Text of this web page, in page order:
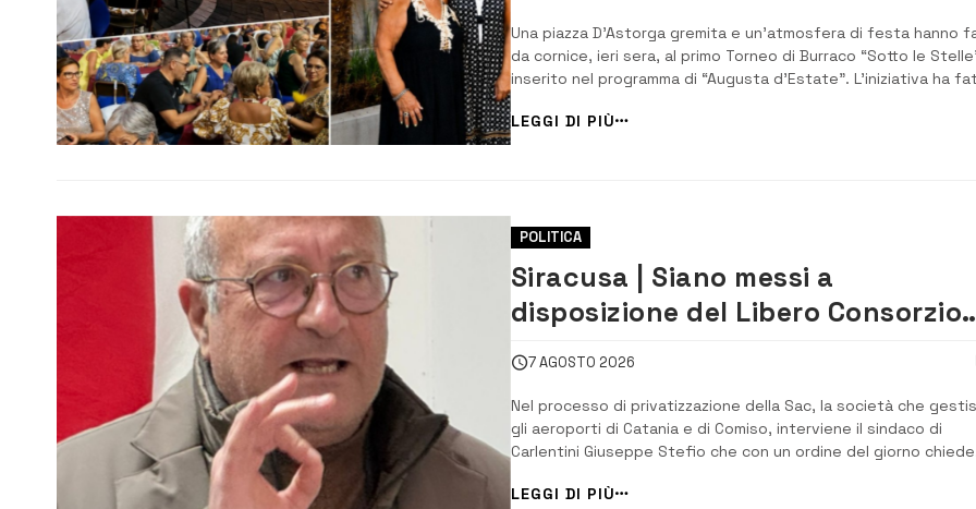
Una piazza D’Astorga gremita e un’atmosfera di festa hanno
da cornice, ieri sera, al primo Torneo di Burraco “Sotto le
inserito nel programma di “Augusta d’Estate”. L’iniziativa ha
registrare il tutto esaurito, con una partecipazione
67 tavoli e ben 268 giocatori hanno preso parte alla
competizione. Un risul...
LEGGI DI PIÙ
POLITICA
Siracusa | Siano messi a
disposizione del Libero Consorzio
tutti gli atti relativi alla
privatizzazione della Sac
7 AGOSTO 2026
Nel processo di privatizzazione della Sac, la società che
gli aeroporti di Catania e di Comiso, interviene il sindaco di
Carlentini Giuseppe Stefio che con un ordine del giorno chiede
della Sac sia messo in grado di tutelare l’interesse pubblico, e
LEGGI DI PIÙ